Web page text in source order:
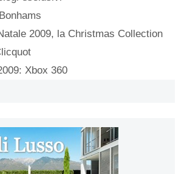
2009, la Christmas Collection
Xbox 360